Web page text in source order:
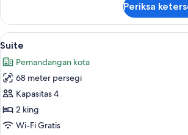
Suite,
kamar
(Altitude)
Periksa
Lihat
semua
foto
untuk
Suite
Suite |
10
Suite
Pemandangan kota
68 meter persegi
Kapasitas 4
2 king
Wi-Fi Gratis